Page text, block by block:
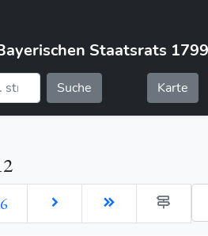
Staatsrats
Suche Karte